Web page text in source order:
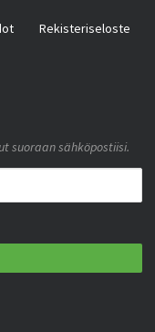
Rekisteriseloste
suoraan sähköpostiisi.